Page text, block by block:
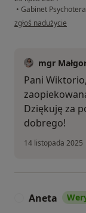
• Gabinet
w opinii użytkownika
zgłoś nadużycie
mgr
Pani
Dziękuję za
dobrego!
14 listopada 2025
Aneta